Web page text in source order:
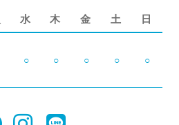
水 木 金 土 日
○ ○ ○ ○ ○